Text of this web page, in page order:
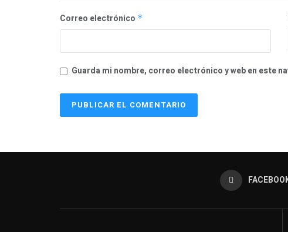
Correo electrónico *
Guarda mi nombre, correo electrónico y web en este